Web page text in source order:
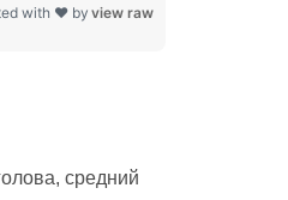
view raw
with ❤ by
средний